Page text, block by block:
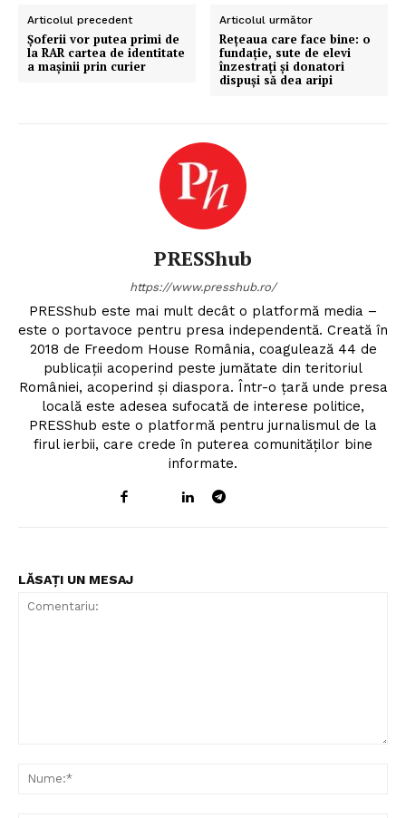
Articolul precedent
Şoferii vor putea primi de
la RAR cartea de identitate
a mașinii prin curier
Articolul următor
Rețeaua care face bine: o
fundație, sute de elevi
înzestrați și donatori
dispuși să dea aripi
PRESShub
https://www.presshub.ro/
PRESShub este mai mult decât o platformă media –
este o portavoce pentru presa independentă. Creată în
2018 de Freedom House România, coagulează 44 de
publicații acoperind peste jumătate din teritoriul
României, acoperind și diaspora. Într-o țară unde presa
locală este adesea sufocată de interese politice,
PRESShub este o platformă pentru jurnalismul de la
firul ierbii, care crede în puterea comunităților bine
informate.
LĂSAȚI UN MESAJ